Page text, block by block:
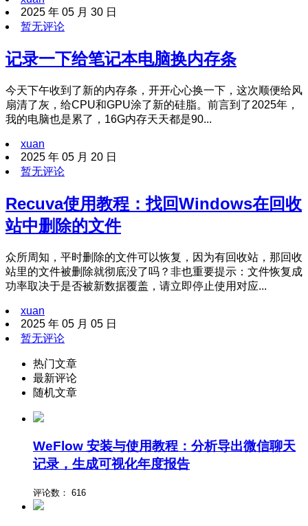
2025 年 05 月 30 日
暂无评论
记录一下给笔记本电脑换内存条
今天下午收到了新的内存条，开开心心换一下，这次顺便给风
扇清了灰，给CPU和GPU涂了新的硅脂。前言到了2025年，
我的电脑也是累了，16G内存天天都是90...
xuan
2025 年 05 月 20 日
暂无评论
Recuva使用教程：找回Windows在回收
站中删除的文件
众所周知，平时删除的文件可以恢复，因为有回收站，那回收
站里的文件被删除就彻底没了吗？非也重要提示：文件恢复成
功率取决于是否被新数据覆盖，请立即停止使用对应...
xuan
2025 年 05 月 05 日
暂无评论
热门文章
最新评论
随机文章
WeFlow 安装与使用教程：分析导出微信聊天
记录，生成可视化年度报告
评论数： 616